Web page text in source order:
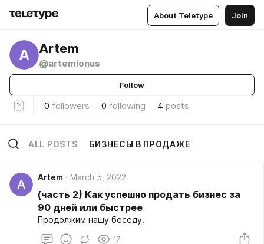
About Teletype Join
A Artem
@artemionus
Follow
0 followers 0 following 4 posts
ALL POSTS БИЗНЕСЫ В ПРОДАЖЕ
A
Artem March 5, 2022
(часть 2) Как успешно продать бизнес за
90 дней или быстрее
Продолжим нашу беседу.
17